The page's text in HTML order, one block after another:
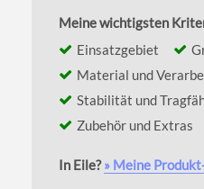
Meine wichtigsten
Einsatzgebiet
Material und
Stabilität und
Zubehör und Extras
In Eile?» Meine